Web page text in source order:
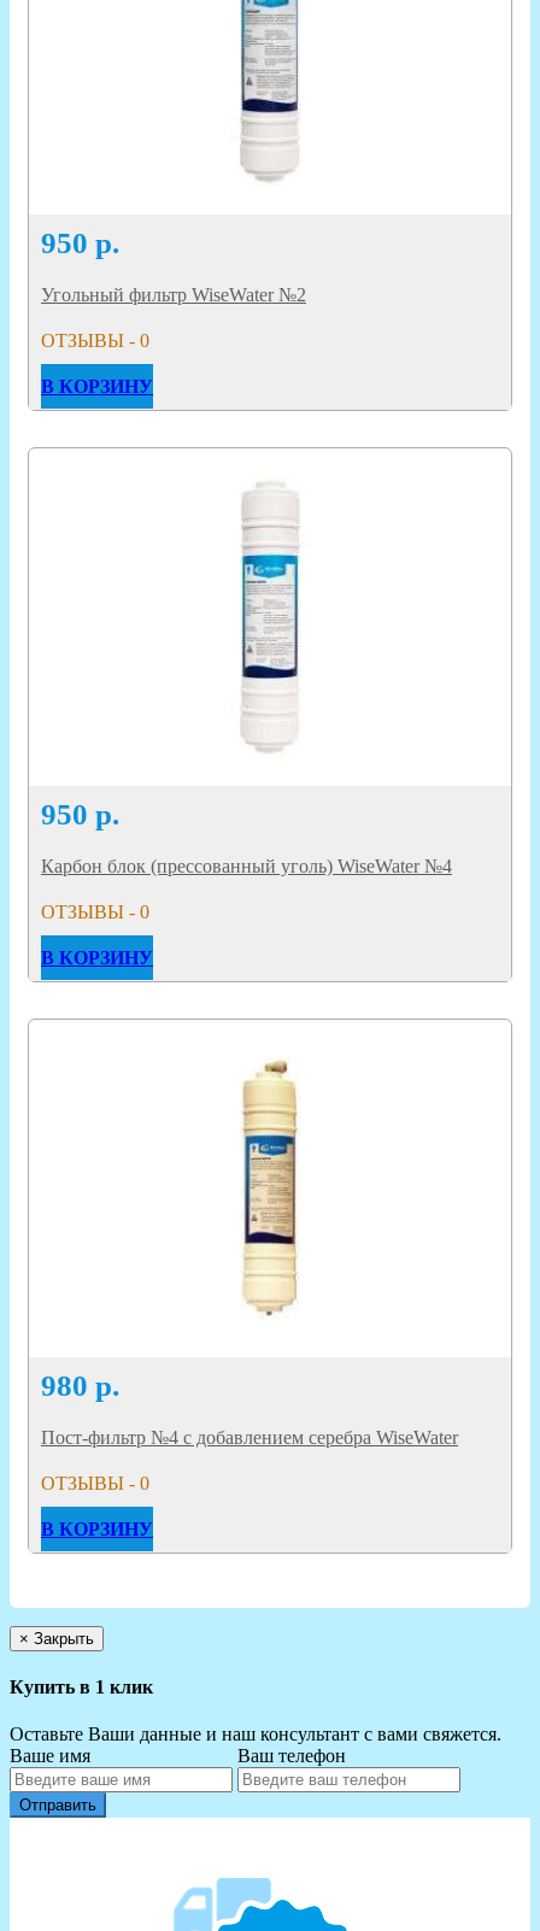
950 р.
Угольный фильтр WiseWater №2
ОТЗЫВЫ - 0
В КОРЗИНУ
950 р.
Карбон блок (прессованный уголь) WiseWater №4
ОТЗЫВЫ - 0
В КОРЗИНУ
980 р.
Пост-фильтр №4 с добавлением серебра WiseWater
ОТЗЫВЫ - 0
В КОРЗИНУ
× Закрыть
Купить в 1 клик
Оставьте Ваши данные и наш консультант с вами свяжется.
Ваше имя
Ваш телефон
Отправить